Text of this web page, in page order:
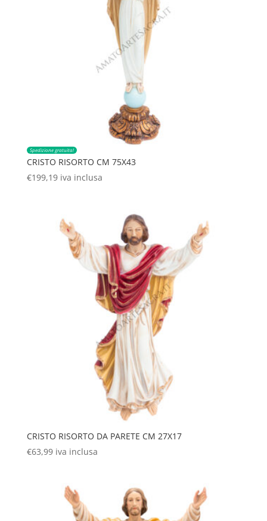
Spedizione gratuita!
CRISTO RISORTO CM 75X43
€199,19 iva inclusa
CRISTO RISORTO DA PARETE CM 27X17
€63,99 iva inclusa